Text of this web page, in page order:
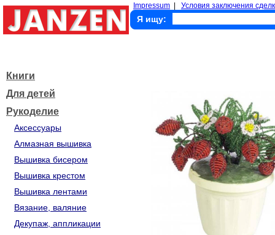
Impressum Условия заключения
Я ищу:
Книги
Для детей
Рукоделие
Аксессуары
Алмазная вышивка
Вышивка бисером
Вышивка крестом
Вышивка лентами
Вязание, валяние
Декупаж, аппликации